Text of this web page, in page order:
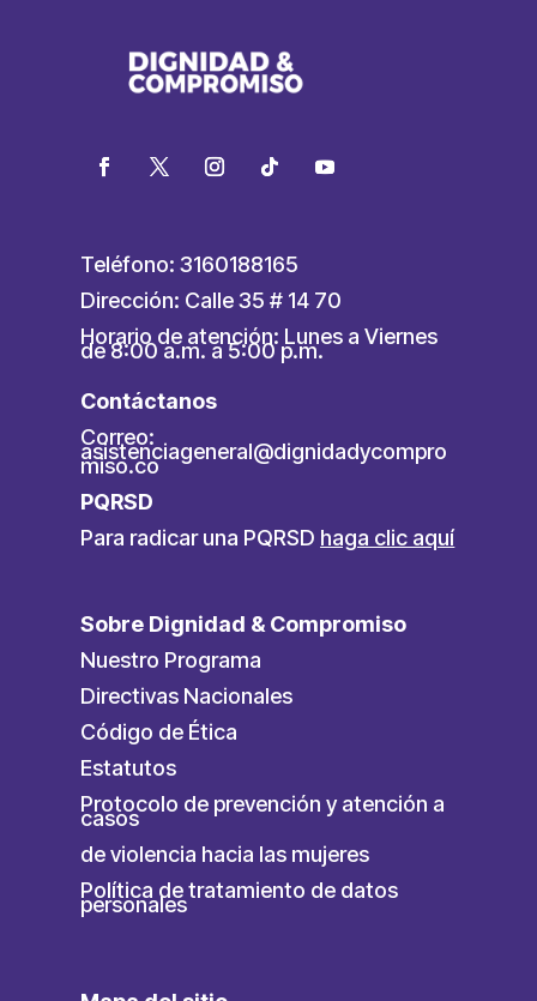
Teléfono: 3160188165
Dirección: Calle 35 # 14 70
Horario de atención: Lunes a Viernes
de 8:00 a.m. a 5:00 p.m.
Contáctanos
Correo:
asistenciageneral@dignidadycompro
miso.co
PQRSD
Para radicar una PQRSD haga clic aquí
Sobre Dignidad & Compromiso
Nuestro Programa
Directivas Nacionales
Código de Ética
Estatutos
Protocolo de prevención y atención a
casos
de violencia hacia las mujeres
Política de tratamiento de datos
personales